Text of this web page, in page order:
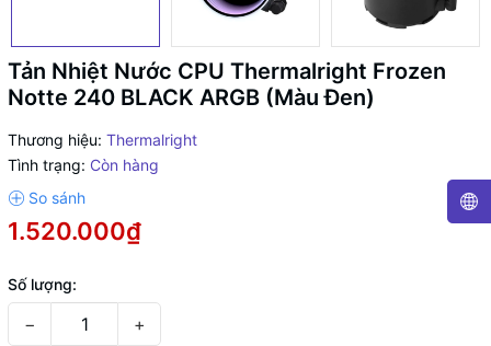
Tản Nhiệt Nước CPU Thermalright Frozen
Notte 240 BLACK ARGB (Màu Đen)
Thương hiệu: Thermalright
Tình trạng: Còn hàng
1.520.000₫
Số lượng:
− +